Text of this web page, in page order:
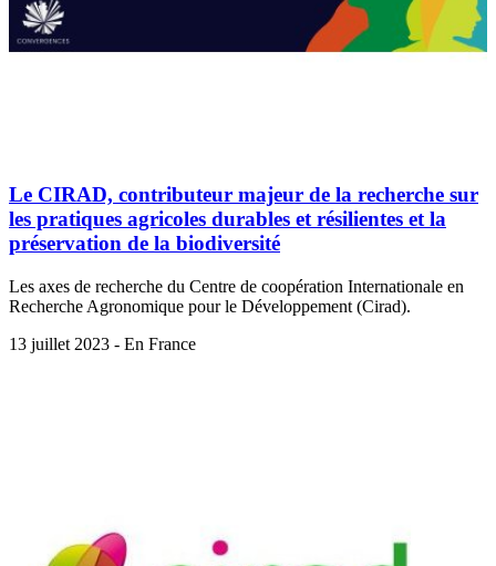
Le CIRAD, contributeur majeur de la recherche sur
les pratiques agricoles durables et résilientes et la
préservation de la biodiversité
Les axes de recherche du Centre de coopération Internationale en
Recherche Agronomique pour le Développement (Cirad).
13 juillet 2023 - En France